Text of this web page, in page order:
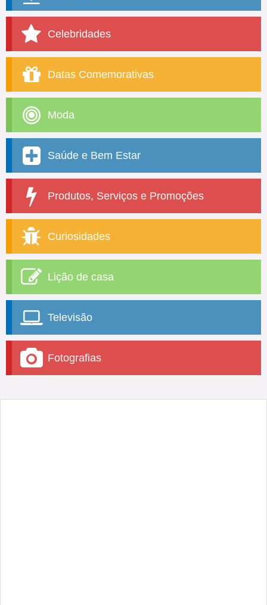
Celebridades
Datas Comemorativas
Moda
Saúde e Bem Estar
Produtos, Serviços e Promoções
Curiosidades
Lição de casa
Televisão
Fotografias